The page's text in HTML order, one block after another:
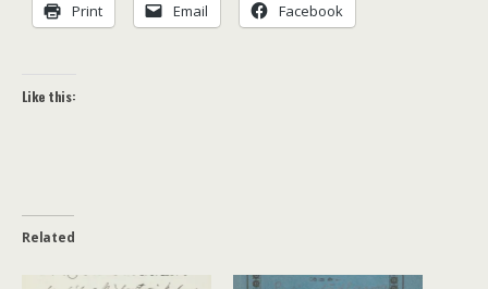
Print Email Facebook
Like this:
Related